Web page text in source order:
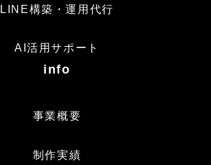
LINE構築・運用代行
AI活用サポート
info
事業概要
制作実績